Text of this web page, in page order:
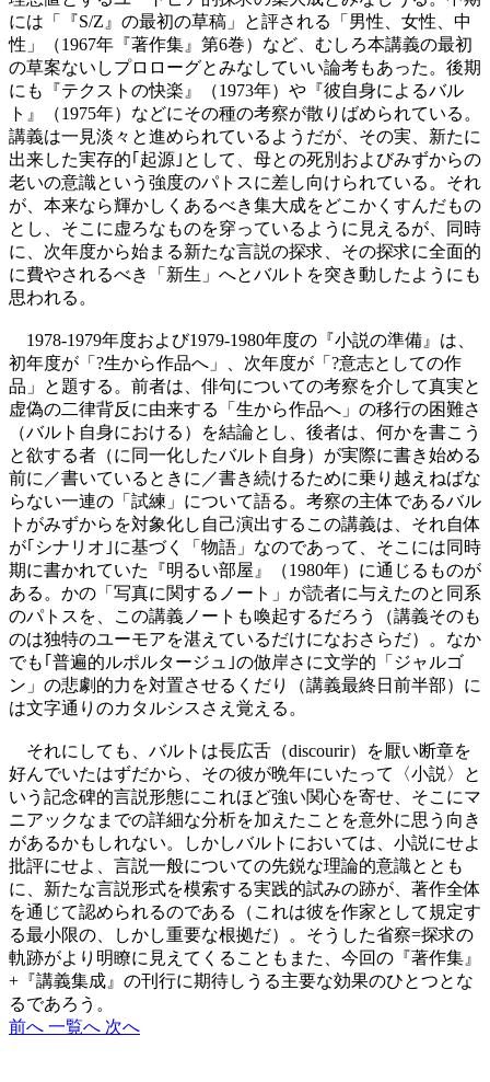
には「『S/Z』の最初の草稿」と評される「男性、女性、中
性」（1967年『著作集』第6巻）など、むしろ本講義の最初
の草案ないしプロローグとみなしていい論考もあった。後期
にも『テクストの快楽』（1973年）や『彼自身によるバル
ト』（1975年）などにその種の考察が散りばめられている。
講義は一見淡々と進められているようだが、その実、新たに
出来した実存的｢起源｣として、母との死別およびみずからの
老いの意識という強度のパトスに差し向けられている。それ
が、本来なら輝かしくあるべき集大成をどこかくすんだもの
とし、そこに虚ろなものを穿っているように見えるが、同時
に、次年度から始まる新たな言説の探求、その探求に全面的
に費やされるべき「新生」へとバルトを突き動したようにも
思われる。
1978-1979年度および1979-1980年度の『小説の準備』は、
初年度が「?生から作品へ」、次年度が「?意志としての作
品」と題する。前者は、俳句についての考察を介して真実と
虚偽の二律背反に由来する「生から作品へ」の移行の困難さ
（バルト自身における）を結論とし、後者は、何かを書こう
と欲する者（に同一化したバルト自身）が実際に書き始める
前に／書いているときに／書き続けるために乗り越えねばな
らない一連の「試練」について語る。考察の主体であるバル
トがみずからを対象化し自己演出するこの講義は、それ自体
が｢シナリオ｣に基づく「物語」なのであって、そこには同時
期に書かれていた『明るい部屋』（1980年）に通じるものが
ある。かの「写真に関するノート」が読者に与えたのと同系
のパトスを、この講義ノートも喚起するだろう（講義そのも
のは独特のユーモアを湛えているだけになおさらだ）。なか
でも｢普遍的ルポルタージュ｣の倣岸さに文学的「ジャルゴ
ン」の悲劇的力を対置させるくだり（講義最終日前半部）に
は文字通りのカタルシスさえ覚える。
それにしても、バルトは長広舌（discourir）を厭い断章を
好んでいたはずだから、その彼が晩年にいたって〈小説〉と
いう記念碑的言説形態にこれほど強い関心を寄せ、そこにマ
ニアックなまでの詳細な分析を加えたことを意外に思う向き
があるかもしれない。しかしバルトにおいては、小説にせよ
批評にせよ、言説一般についての先鋭な理論的意識ととも
に、新たな言説形式を模索する実践的試みの跡が、著作全体
を通じて認められるのである（これは彼を作家として規定す
る最小限の、しかし重要な根拠だ）。そうした省察=探求の
軌跡がより明瞭に見えてくることもまた、今回の『著作集』
+『講義集成』の刊行に期待しうる主要な効果のひとつとな
るであろう。
前へ 一覧へ 次へ